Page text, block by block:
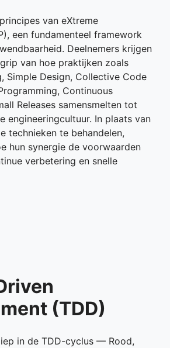
van eXtreme
een fundamenteel framework
Deelnemers krijgen
van hoe praktijken zoals
Simple Design, Collective Code
Continuous
Releases samensmelten tot
engineeringcultuur. In plaats van
technieken te behandelen,
hun synergie de voorwaarden
verbetering en snelle
(TDD)
in de TDD-cyclus — Rood,